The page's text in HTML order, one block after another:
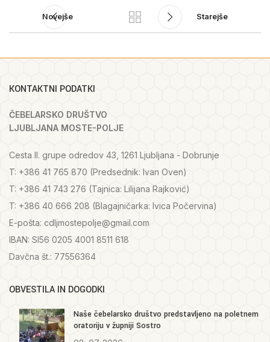
Novejše Starejše
KONTAKTNI PODATKI
ČEBELARSKO DRUŠTVO
LJUBLJANA MOSTE-POLJE
Cesta II. grupe odredov 43, 1261 Ljubljana - Dobrunje
T: +386 41 765 870 (Predsednik: Ivan Oven)
T: +386 41 743 276 (Tajnica: Lilijana Rajković)
T: +386 40 666 208 (Blagajničarka: Ivica Počervina)
E-pošta: cdljmostepolje@gmail.com
IBAN: SI56 0205 4001 8511 618
Davčna št.: 77556364
OBVESTILA IN DOGODKI
Naše čebelarsko društvo predstavljeno na poletnem
oratoriju v župniji Sostro